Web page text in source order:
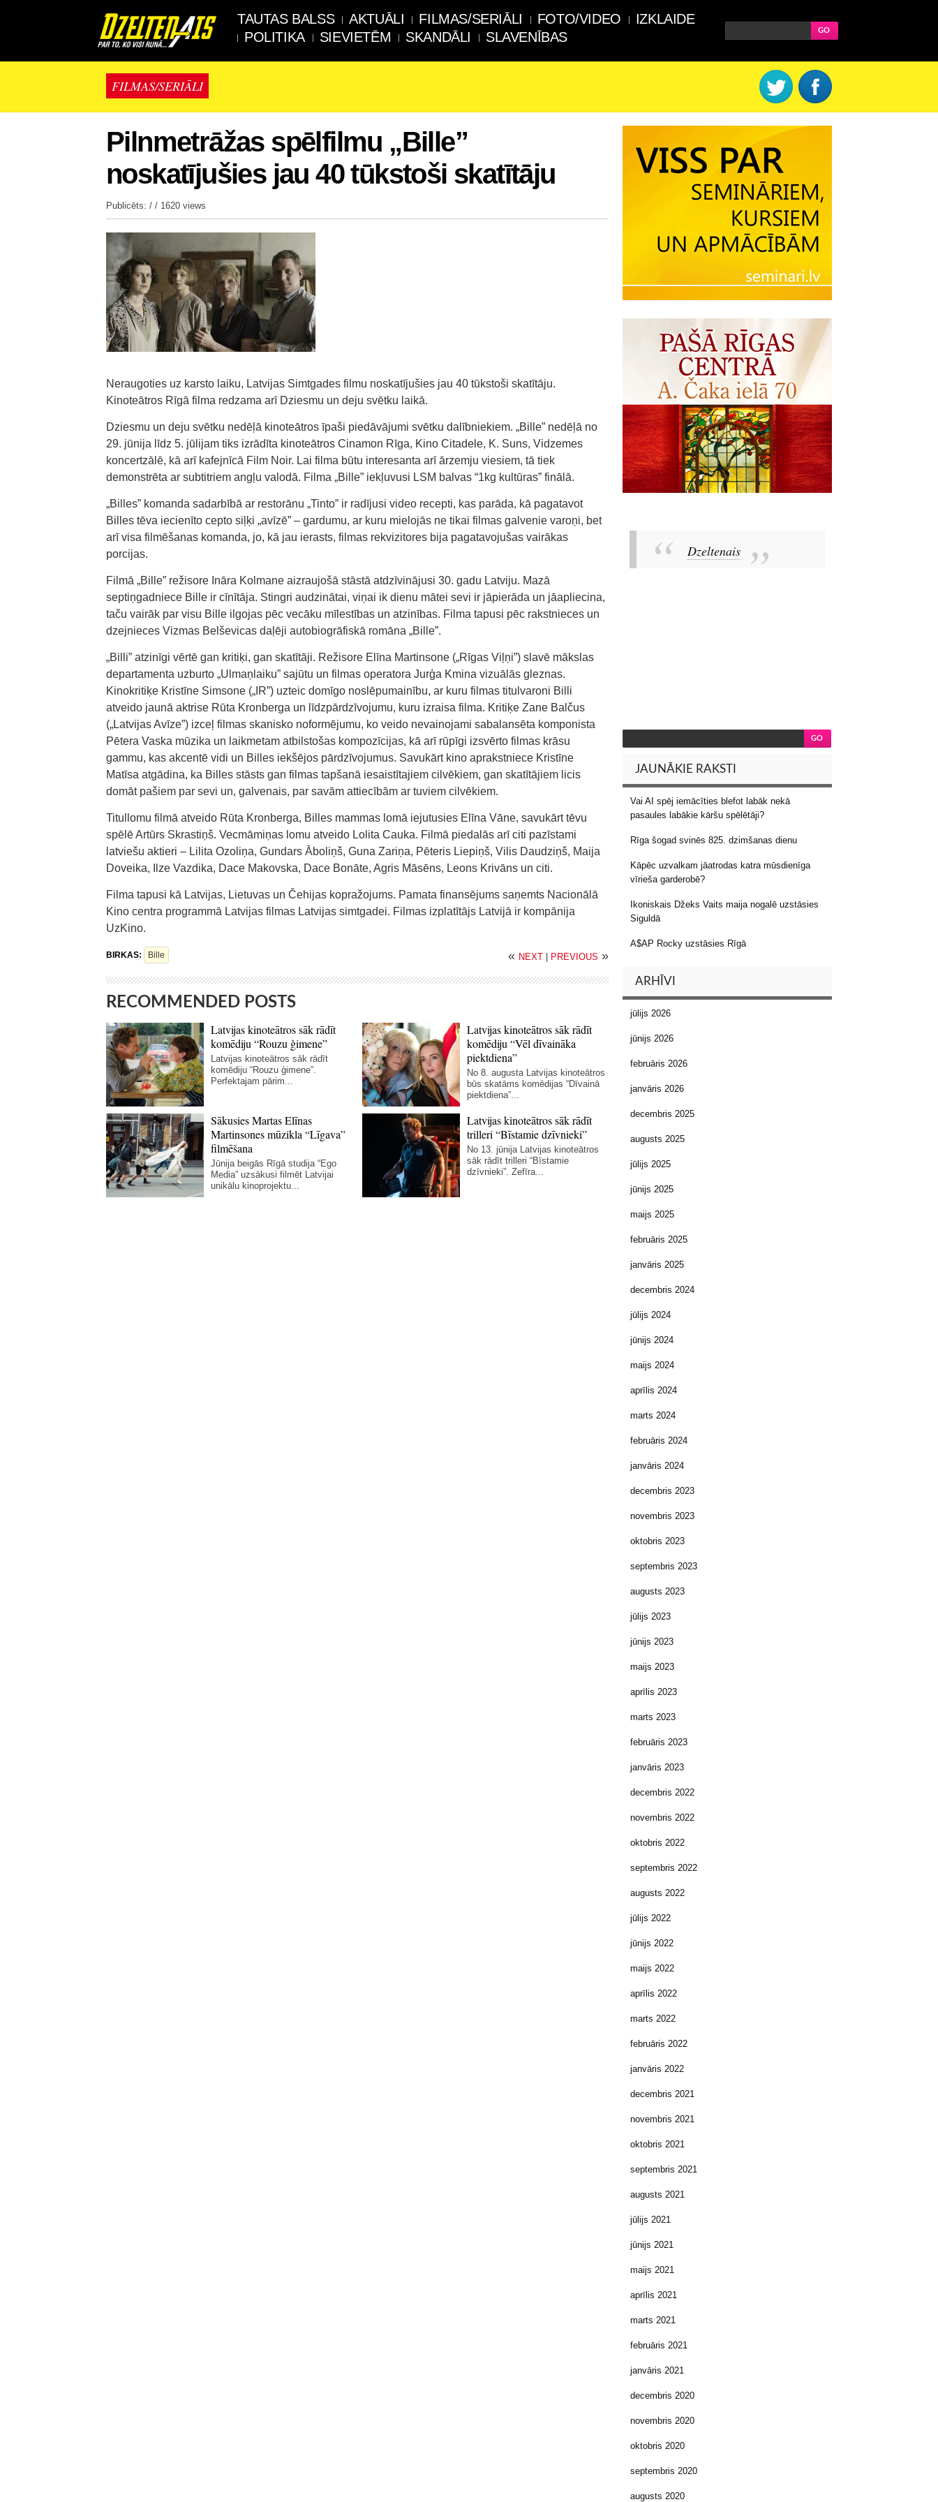
TAUTAS BALSS AKTUĀLI FILMAS/SERIĀLI FOTO/VIDEO
IZKLAIDE
POLITIKA
SIEVIETĒM SKANDĀLI SLAVENĪBAS
FILMAS/SERIĀLI
Pilnmetrāžas spēlfilmu „Bille”
noskatījušies jau 40 tūkstoši skatītāju
Publicēts: / / 1620 views
Neraugoties uz karsto laiku, Latvijas Simtgades filmu noskatījušies jau 40 tūkstoši skatītāju.
Kinoteātros Rīgā filma redzama arī Dziesmu un deju svētku laikā.
Dziesmu un deju svētku nedēļā kinoteātros īpaši piedāvājumi svētku dalībniekiem. „Bille” nedēļā no
29. jūnija līdz 5. jūlijam tiks izrādīta kinoteātros Cinamon Rīga, Kino Citadele, K. Suns, Vidzemes
koncertzālē, kā arī kafejnīcā Film Noir. Lai filma būtu interesanta arī ārzemju viesiem, tā tiek
demonstrēta ar subtitriem angļu valodā. Filma „Bille” iekļuvusi LSM balvas “1kg kultūras” finālā.
„Billes” komanda sadarbībā ar restorānu „Tinto” ir radījusi video recepti, kas parāda, kā pagatavot
Billes tēva iecienīto cepto siļķi „avīzē” – gardumu, ar kuru mielojās ne tikai filmas galvenie varoņi, bet
arī visa filmēšanas komanda, jo, kā jau ierasts, filmas rekvizitores bija pagatavojušas vairākas
porcijas.
Filmā „Bille” režisore Ināra Kolmane aizraujošā stāstā atdzīvinājusi 30. gadu Latviju. Mazā
septiņgadniece Bille ir cīnītāja. Stingri audzinātai, viņai ik dienu mātei sevi ir jāpierāda un jāapliecina,
taču vairāk par visu Bille ilgojas pēc vecāku mīlestības un atzinības. Filma tapusi pēc rakstnieces un
dzejnieces Vizmas Belševicas daļēji autobiogrāfiskā romāna „Bille”.
„Billi” atzinīgi vērtē gan kritiķi, gan skatītāji. Režisore Elīna Martinsone („Rīgas Viļņi”) slavē mākslas
departamenta uzburto „Ulmaņlaiku” sajūtu un filmas operatora Jurģa Kmina vizuālās gleznas.
Kinokritiķe Kristīne Simsone („IR”) uzteic domīgo noslēpumainību, ar kuru filmas titulvaroni Billi
atveido jaunā aktrise Rūta Kronberga un līdzpārdzīvojumu, kuru izraisa filma. Kritiķe Zane Balčus
(„Latvijas Avīze”) izceļ filmas skanisko noformējumu, ko veido nevainojami sabalansēta komponista
Pētera Vaska mūzika un laikmetam atbilstošas kompozīcijas, kā arī rūpīgi izsvērto filmas krāsu
gammu, kas akcentē vidi un Billes iekšējos pārdzīvojumus. Savukārt kino aprakstniece Kristīne
Matīsa atgādina, ka Billes stāsts gan filmas tapšanā iesaistītajiem cilvēkiem, gan skatītājiem licis
domāt pašiem par sevi un, galvenais, par savām attiecībām ar tuviem cilvēkiem.
Titullomu filmā atveido Rūta Kronberga, Billes mammas lomā iejutusies Elīna Vāne, savukārt tēvu
spēlē Artūrs Skrastiņš. Vecmāmiņas lomu atveido Lolita Cauka. Filmā piedalās arī citi pazīstami
latviešu aktieri – Lilita Ozoliņa, Gundars Āboliņš, Guna Zariņa, Pēteris Liepiņš, Vilis Daudziņš, Maija
Doveika, Ilze Vazdika, Dace Makovska, Dace Bonāte, Agris Māsēns, Leons Krivāns un citi.
Filma tapusi kā Latvijas, Lietuvas un Čehijas kopražojums. Pamata finansējums saņemts Nacionālā
Kino centra programmā Latvijas filmas Latvijas simtgadei. Filmas izplatītājs Latvijā ir kompānija
UzKino.
BIRKAS: Bille « NEXT PREVIOUS »
RECOMMENDED POSTS
Latvijas kinoteātros sāk rādīt
komēdiju “Rouzu ģimene”
Latvijas kinoteātros sāk rādīt
komēdiju “Rouzu ģimene”.
Perfektajam pārim...
Latvijas kinoteātros sāk rādīt
komēdiju “Vēl dīvaināka
piektdiena”
No 8. augusta Latvijas kinoteātros
būs skatāms komēdijas “Dīvainā
piektdiena”...
Sākusies Martas Elīnas
Martinsones mūzikla “Līgava”
filmēšana
Jūnija beigās Rīgā studija “Ego
Media” uzsākusi filmēt Latvijai
unikālu kinoprojektu...
Latvijas kinoteātros sāk rādīt
trilleri “Bīstamie dzīvnieki”
No 13. jūnija Latvijas kinoteātros
sāk rādīt trilleri “Bīstamie
dzīvnieki”. Zefīra...
Dzeltenais
JAUNĀKIE RAKSTI
Vai AI spēj iemācīties blefot labāk nekā
pasaules labākie kāršu spēlētāji?
Rīga šogad svinēs 825. dzimšanas dienu
Kāpēc uzvalkam jāatrodas katra mūsdienīga
vīrieša garderobē?
Ikoniskais Džeks Vaits maija nogalē uzstāsies
Siguldā
A$AP Rocky uzstāsies Rīgā
ARHĪVI
jūlijs 2026
jūnijs 2026
februāris 2026
janvāris 2026
decembris 2025
augusts 2025
jūlijs 2025
jūnijs 2025
maijs 2025
februāris 2025
janvāris 2025
decembris 2024
jūlijs 2024
jūnijs 2024
maijs 2024
aprīlis 2024
marts 2024
februāris 2024
janvāris 2024
decembris 2023
novembris 2023
oktobris 2023
septembris 2023
augusts 2023
jūlijs 2023
jūnijs 2023
maijs 2023
aprīlis 2023
marts 2023
februāris 2023
janvāris 2023
decembris 2022
novembris 2022
oktobris 2022
septembris 2022
augusts 2022
jūlijs 2022
jūnijs 2022
maijs 2022
aprīlis 2022
marts 2022
februāris 2022
janvāris 2022
decembris 2021
novembris 2021
oktobris 2021
septembris 2021
augusts 2021
jūlijs 2021
jūnijs 2021
maijs 2021
aprīlis 2021
marts 2021
februāris 2021
janvāris 2021
decembris 2020
novembris 2020
oktobris 2020
septembris 2020
augusts 2020